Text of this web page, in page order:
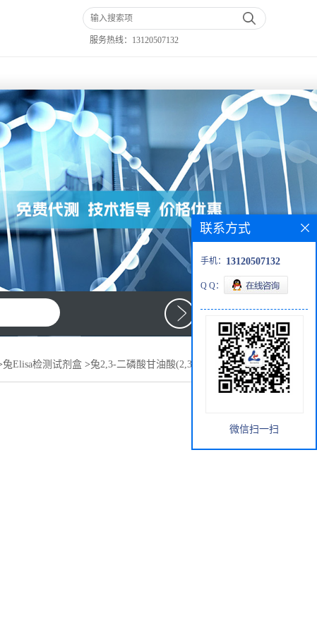
服务热线： 13120507132
兔Elisa检测试剂盒 >兔2,3-二磷酸甘油酸(2,3-DPG)elisa试剂盒
联系方式
手机： 13120507132
Q Q：
微信扫一扫